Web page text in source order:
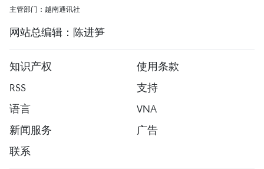
主管部门：越南通讯社
网站总编辑：陈进笋
知识产权
使用条款
RSS
支持
语言
VNA
新闻服务
广告
联系